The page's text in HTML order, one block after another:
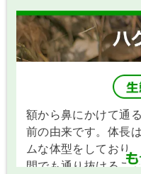
額から鼻にかけて通
前の由来です。体長
ムな体型をしており
間でも通り抜けるこ